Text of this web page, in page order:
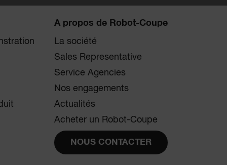
A propos de Robot-Coupe
La société
Sales Representative
Service Agencies
Nos engagements
Actualités
Acheter un Robot-Coupe
NOUS CONTACTER